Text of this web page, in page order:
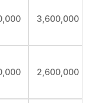
3,600,000
2,600,000